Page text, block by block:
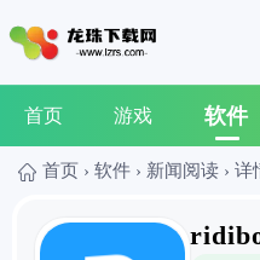
首页 游戏 软件
首页 › 软件 › 新闻阅读 › 详